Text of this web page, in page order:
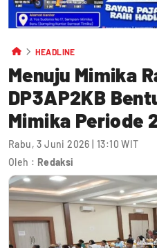
HEADLINE
Menuju Mimika
DP3AP2KB
Mimika Periode
Rabu, 3 Juni 2026 | 13:10 WIT
Oleh : Redaksi